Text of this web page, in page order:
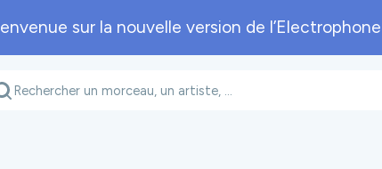
sur la nouvelle version de